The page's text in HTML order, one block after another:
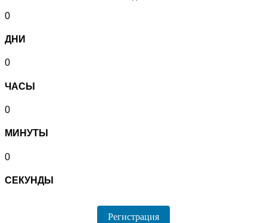
0
ДНИ
0
ЧАСЫ
0
МИНУТЫ
0
СЕКУНДЫ
Регистрация